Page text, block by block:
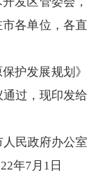
诉求公开
资源禀赋
各单位，各直
护发展规划》
过，现印发给
人民政府办公室
年7月1日